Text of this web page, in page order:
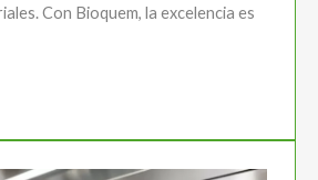
Con Bioquem, la excelencia es